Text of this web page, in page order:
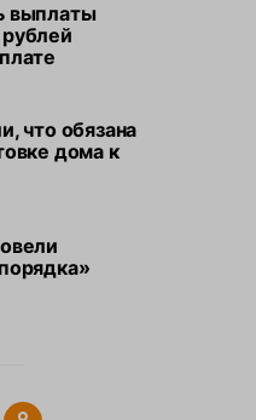
выплаты
что обязана
дома к